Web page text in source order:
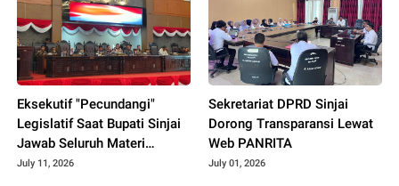
Eksekutif "Pecundangi"
Legislatif Saat Bupati Sinjai
Jawab Seluruh Materi
Interpelasi
July 11, 2026
Sekretariat DPRD Sinjai
Dorong Transparansi Lewat
Web PANRITA
July 01, 2026